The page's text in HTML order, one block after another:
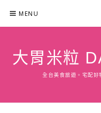
content
MENU
大胃米粒
全台美食旅遊。宅配好